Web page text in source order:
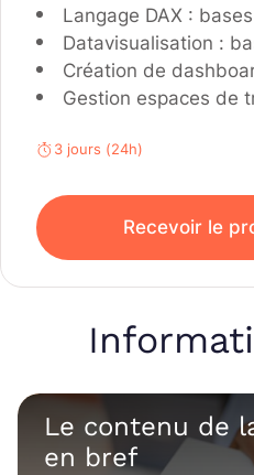
Langage DAX : bases
Datavisualisation :
Création de
Gestion espaces de
3 jours (24h)
Recevoir le
Le contenu de
en bref